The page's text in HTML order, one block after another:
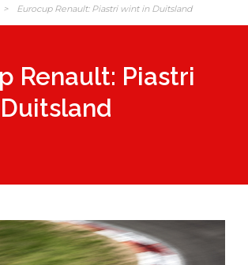
> Eurocup Renault: Piastri wint in Duitsland
Renault: Piastri